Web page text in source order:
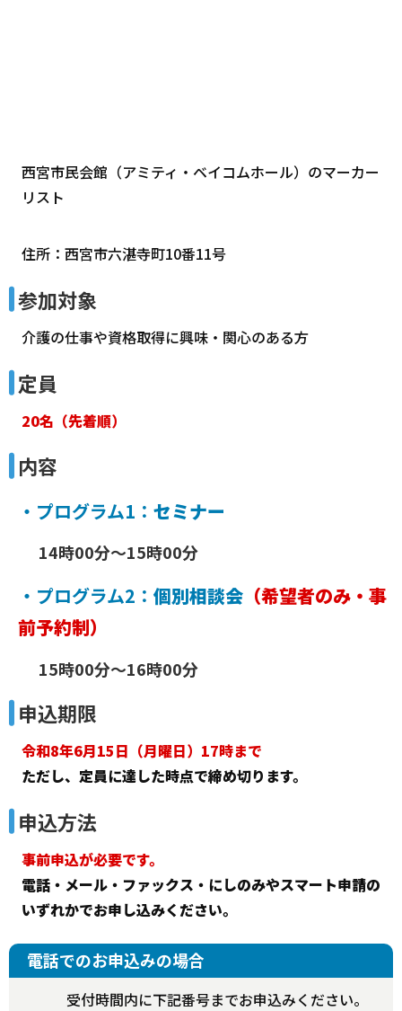
西宮市民会館（アミティ・ベイコムホール）のマーカー
リスト
住所：西宮市六湛寺町10番11号
参加対象
介護の仕事や資格取得に興味・関心のある方
定員
20名（先着順）
内容
・プログラム1： セミナー
14時00分～15時00分
・プログラム2： 個別相談会 （希望者のみ・事
前予約制）
15時00分～16時00分
申込期限
令和8年6月15日（月曜日）17時まで
ただし、定員に達した時点で締め切ります。
申込方法
事前申込が必要です。
電話・メール・ファックス・にしのみやスマート申請の
いずれかでお申し込みください。
電話でのお申込みの場合
受付時間内に下記番号までお申込みください。